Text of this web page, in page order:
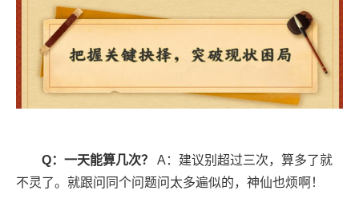
Q：一天能算几次？
A：建议别超过三次，算多了就
不灵了。就跟问同个问题问太多遍似的，神仙也烦啊！